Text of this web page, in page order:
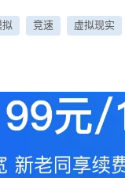
拟 竞速 虚拟现实